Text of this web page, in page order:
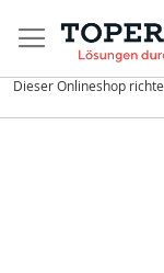
zum
Inhalt
Dieser Onlineshop